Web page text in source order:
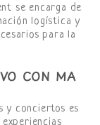
se encarga de
logística y
para la
CON MA
y conciertos es